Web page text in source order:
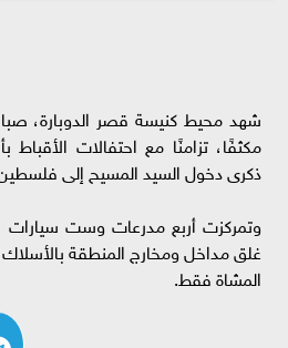
شهد محيط كنيسة قصر الدوبارة،
مكثفًا، تزامنًا مع احتفالات الأقباط
ذكرى دخول السيد المسيح إلى
وتمركزت أربع مدرعات وست
غلق مداخل ومخارج المنطقة
المشاة فقط.